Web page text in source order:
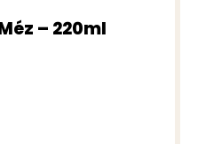
– 220ml